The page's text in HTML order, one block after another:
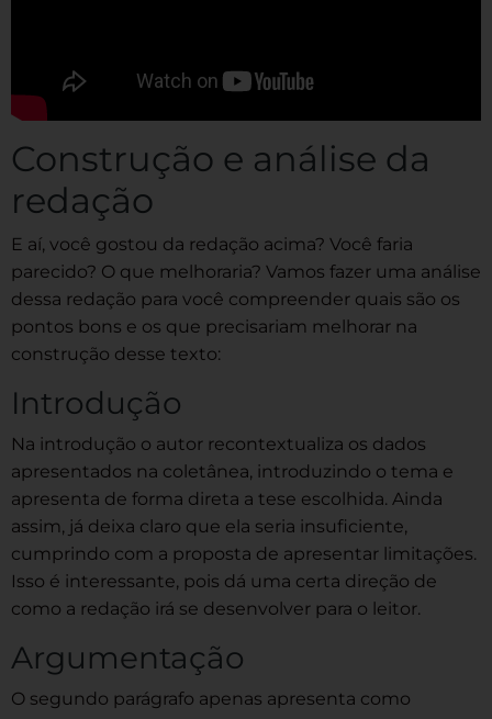
Construção e análise da
redação
E aí, você gostou da redação acima? Você faria
parecido? O que melhoraria? Vamos fazer uma análise
dessa redação para você compreender quais são os
pontos bons e os que precisariam melhorar na
construção desse texto:
Introdução
Na introdução o autor recontextualiza os dados
apresentados na coletânea, introduzindo o tema e
apresenta de forma direta a tese escolhida. Ainda
assim, já deixa claro que ela seria insuficiente,
cumprindo com a proposta de apresentar limitações.
Isso é interessante, pois dá uma certa direção de
como a redação irá se desenvolver para o leitor.
Argumentação
O segundo parágrafo apenas apresenta como